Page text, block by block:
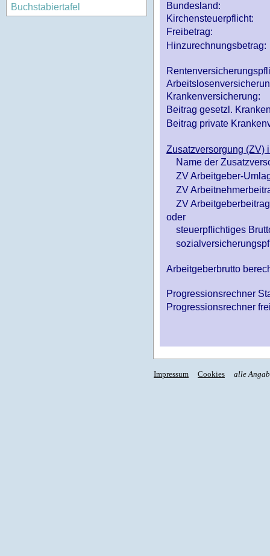
Buchstabiertafel
Bundesland:
Kirchensteuerpflicht:
Freibetrag:
Hinzurechnungsbetrag:
Krankenversicherung:
Beitrag gesetzl.
Beitrag private
Zusatzversorgung (ZV)
Name der
ZV Arbeitgeber-
ZV
ZV
oder
steuerpflichtiges
Arbeitgeberbrutto
Progressionsrechner
Progressionsrechner
Impressum Cookies alle